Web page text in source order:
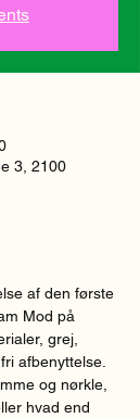
3, 2100
af den første
Mod på
grej,
afbenyttelse.
og nørkle,
hvad end